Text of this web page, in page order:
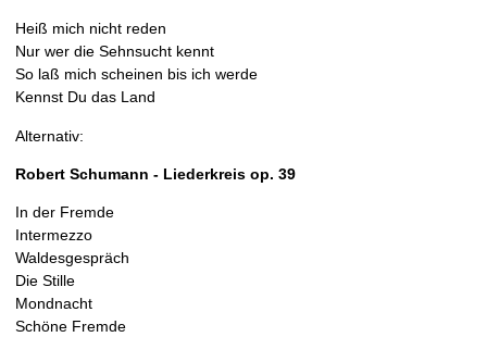
Heiß mich nicht reden
Nur wer die Sehnsucht kennt
So laß mich scheinen bis ich werde
Kennst Du das Land
Alternativ:
Robert Schumann - Liederkreis op. 39
In der Fremde
Intermezzo
Waldesgespräch
Die Stille
Mondnacht
Schöne Fremde